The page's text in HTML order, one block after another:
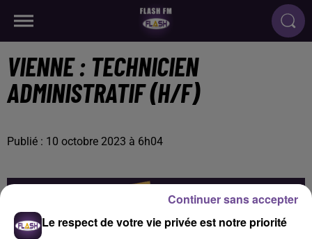
VIENNE : TECHNICIEN
ADMINISTRATIF (H/F)
Publié : 10 octobre 2023 à 6h04
Le respect de votre vie privée est notre priorité
Continuer sans accepter